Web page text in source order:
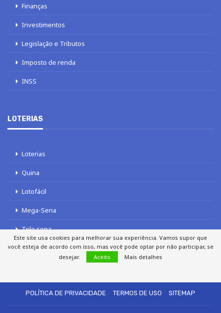
Finanças
Investimentos
Legislação e Tributos
Imposto de renda
INSS
LOTERIAS
Loterias
Quina
Lotofácil
Mega-Sena
Tele sena
POLÍTICA DE PRIVACIDADE
TERMOS DE USO SITEMAP
Este site usa cookies para melhorar sua experiência. Vamos supor que
você esteja de acordo com isso, mas você pode optar por não participar, se
desejar.
Aceito Mais detalhes